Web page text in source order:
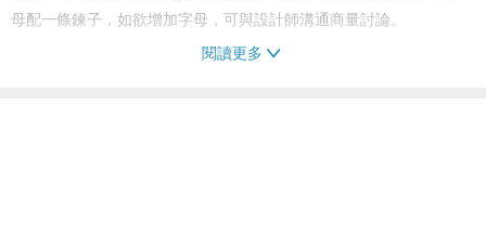
母配一條鍊子，如欲增加字母，可與設計師溝通商量討論。
閱讀更多